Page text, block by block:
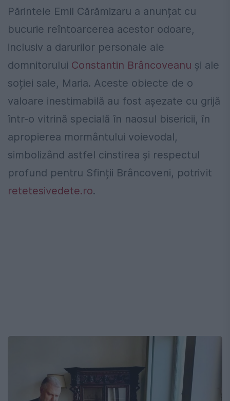
Părintele Emil Cărămizaru a anunțat cu
bucurie reîntoarcerea acestor odoare,
inclusiv a darurilor personale ale
domnitorului Constantin Brâncoveanu și ale
soției sale, Maria. Aceste obiecte de o
valoare inestimabilă au fost așezate cu grijă
într-o vitrină specială în naosul bisericii, în
apropierea mormântului voievodal,
simbolizând astfel cinstirea și respectul
profund pentru Sfinții Brâncoveni, potrivit
retetesivedete.ro.